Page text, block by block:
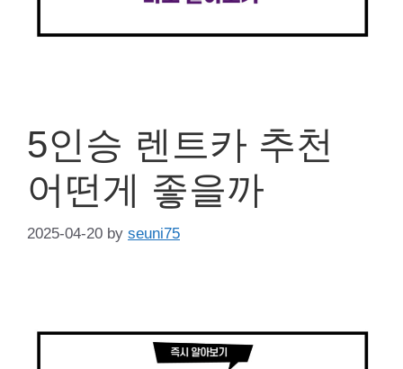
5인승 렌트카 추천
어떤게 좋을까
2025-04-20 by seuni75